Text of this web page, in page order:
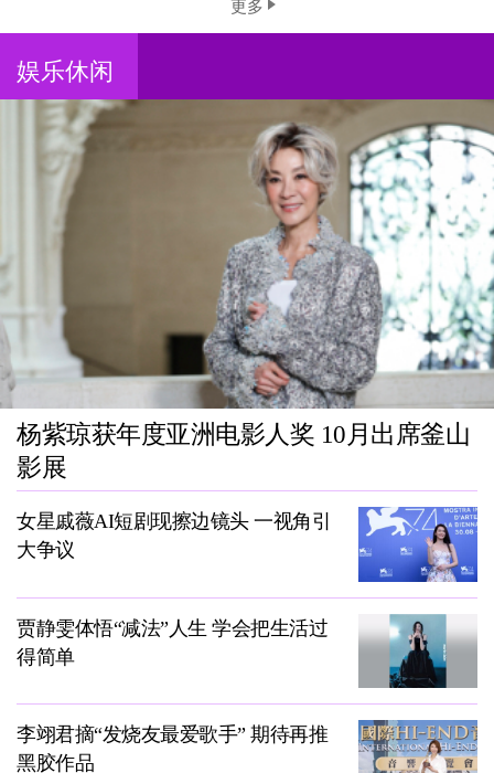
更多
娱乐休闲
杨紫琼获年度亚洲电影人奖 10月出席釜山
影展
女星戚薇AI短剧现擦边镜头 一视角引
大争议
贾静雯体悟“减法”人生 学会把生活过
得简单
李翊君摘“发烧友最爱歌手” 期待再推
黑胶作品